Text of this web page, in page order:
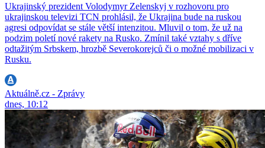
Ukrajinský prezident Volodymyr Zelenskyj v rozhovoru pro
ukrajinskou televizi TCN prohlásil, že Ukrajina bude na ruskou
agresi odpovídat se stále větší intenzitou. Mluvil o tom, že už na
podzim poletí nové rakety na Rusko. Zmínil také vztahy s dříve
odtažitým Srbskem, hrozbě Severokorejců či o možné mobilizaci v
Rusku.
Aktuálně.cz - Zprávy
dnes, 10:12